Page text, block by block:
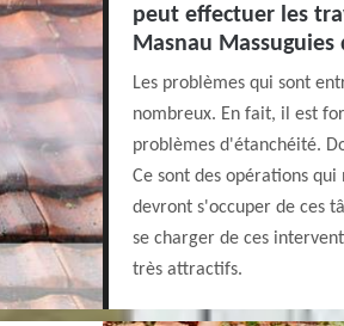
peut effectuer les
Masnau Massuguies
Les problèmes qui sont
nombreux. En fait, il est
problèmes d'étanchéité.
Ce sont des opérations
devront s'occuper de ces
se charger de ces
très attractifs.